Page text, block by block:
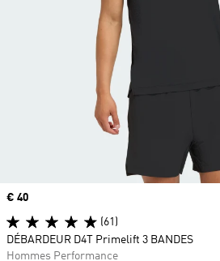
Prix
€ 40
(61)
DÉBARDEUR D4T Primelift 3 BANDES
Hommes Performance